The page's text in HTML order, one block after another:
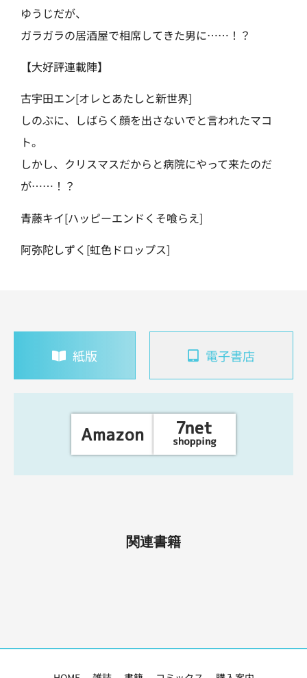
ゆうじだが、
ガラガラの居酒屋で相席してきた男に……！？
【大好評連載陣】
古宇田エン[オレとあたしと新世界]
しのぶに、しばらく顔を出さないでと言われたマコ
ト。
しかし、クリスマスだからと病院にやって来たのだ
が……！？
青藤キイ[ハッピーエンドくそ喰らえ]
阿弥陀しずく[虹色ドロップス]
紙版 電子書店
関連書籍